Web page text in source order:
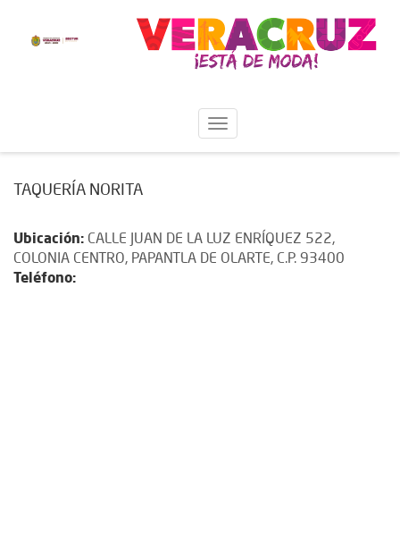
TAQUERÍA NORITA
Ubicación: CALLE JUAN DE LA LUZ ENRÍQUEZ 522,
COLONIA CENTRO, PAPANTLA DE OLARTE, C.P. 93400
Teléfono: